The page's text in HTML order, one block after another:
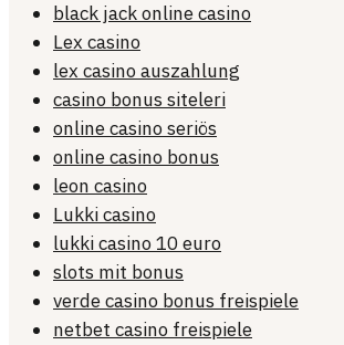
black jack online casino
Lex casino
lex casino auszahlung
casino bonus siteleri
online casino seriös
online casino bonus
leon casino
Lukki casino
lukki casino 10 euro
slots mit bonus
verde casino bonus freispiele
netbet casino freispiele